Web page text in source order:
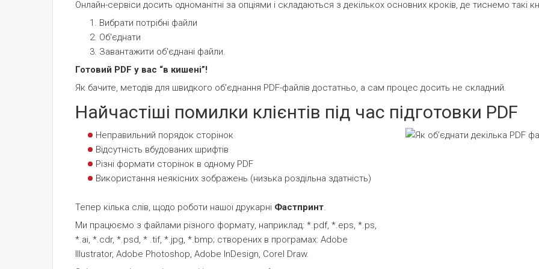
Онлайн-сервіси досить одноманітні за опціями і складаються з декількох основних кроків, де тиснемо такі
Вибрати потрібні файли
Об'єднати
Завантажити об'єднані файли.
Готовий PDF у вас “в кишені”!
Як бачите, методів для швидкого об'єднання PDF-файлів достатньо, а сам процес досить не складний.
Найчастіші помилки клієнтів під час підготовки PDF
Неправильний порядок сторінок
Відсутність вбудованих шрифтів
Різні формати сторінок в одному PDF
Використання неякісних зображень (низька роздільна здатність)
Тепер кілька слів, щодо роботи нашої друкарні Фастпринт.
Ми працюємо з файлами різного формату, наприклад: *.pdf, *.eps, *.ps,
*.ai, *.cdr, *.psd, * .tif, *.jpg, *.bmp; створених в програмах: Adobe
IIIustrator, Adobe Photoshop, Adobe InDesign, Corel Draw.